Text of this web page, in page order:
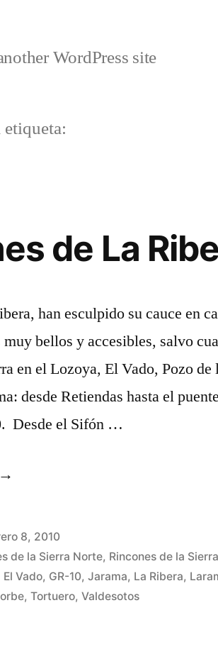
WordPress site
de La
han esculpido su cauce en
muy bellos y accesibles, salvo
en el Lozoya, El Vado, Pozo
desde Retiendas hasta el
Desde el Sifón …
8, 2010
de la Sierra Norte, Rincones de la
El Vado, GR-10,Jarama, La Ribera,
,Tortuero,Valdesotos